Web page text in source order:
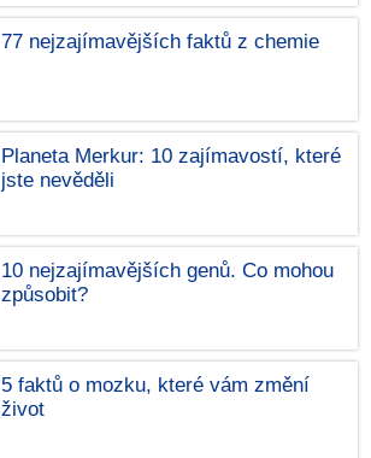
77 nejzajímavějších faktů z chemie
Planeta Merkur: 10 zajímavostí, které
jste nevěděli
10 nejzajímavějších genů. Co mohou
způsobit?
5 faktů o mozku, které vám změní
život